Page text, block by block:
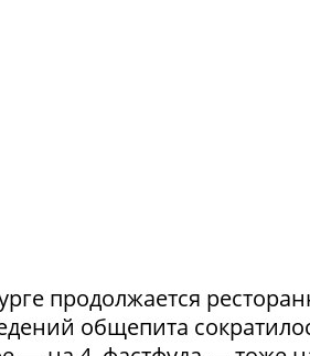
продолжается
общепита